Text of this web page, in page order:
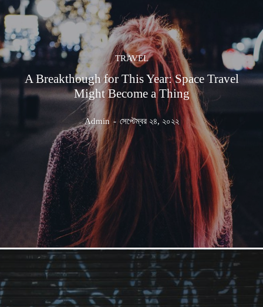
TRAVEL
A Breakthough for This Year: Space Travel
Might Become a Thing
Admin - সেপ্টেম্বর ২৪, ২০২২